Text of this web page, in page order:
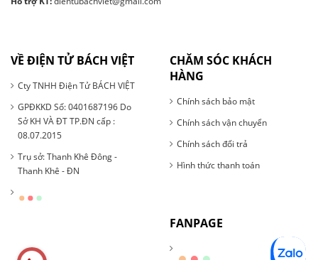
VỀ ĐIỆN TỬ BÁCH VIỆT
Cty TNHH Điện Tử BÁCH VIỆT
GPĐKKD Số: 0401687196 Do
Sở KH VÀ ĐT TP.ĐN cấp :
08.07.2015
Trụ sở: Thanh Khê Đông -
Thanh Khê - ĐN
CHĂM SÓC KHÁCH
HÀNG
Chính sách bảo mật
Chính sách vận chuyển
Chính sách đổi trả
Hình thức thanh toán
FANPAGE